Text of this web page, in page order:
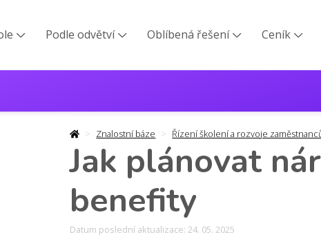
 Podle odvětví  Oblíbená řešení  Ceník 
Znalostní báze Řízení školení a rozvoje
Jak plánovat
benefity
Datum poslední aktualizace: 24. 05. 2025